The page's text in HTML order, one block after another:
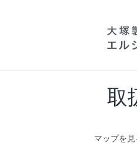
取
マップを見